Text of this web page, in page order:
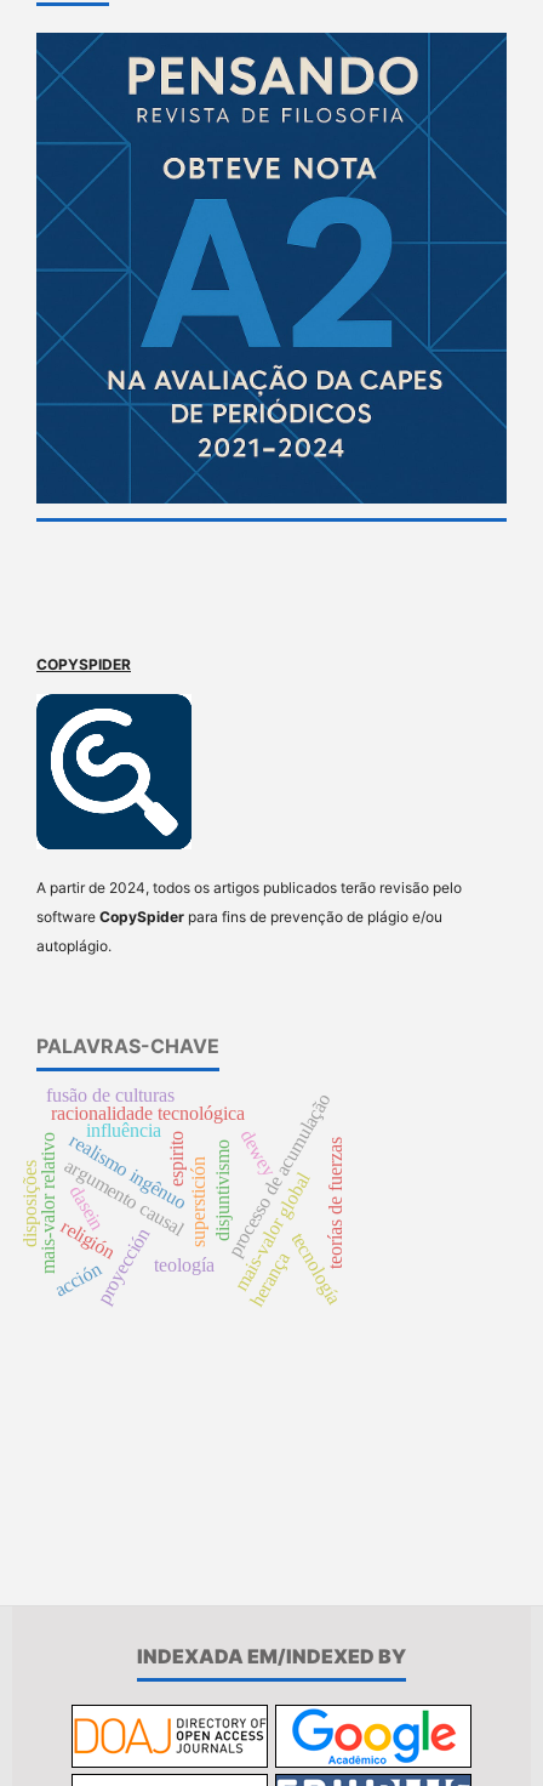
COPYSPIDER
A partir de 2024, todos os artigos publicados terão revisão pelo
software CopySpider para fins de prevenção de plágio e/ou
autoplágio.
PALAVRAS-CHAVE
argumento causalsuperstición
proyección
processo de acumulação
mais-valor global
mais-valor relativo disjuntivismo
religión
realismo ingênuo
racionalidade tecnológica
tecnología
dewey
teología
espirito
influência
dasein
herança
fusão de culturas
disposições teorías de fuerzas
acción
INDEXADA EM/INDEXED BY